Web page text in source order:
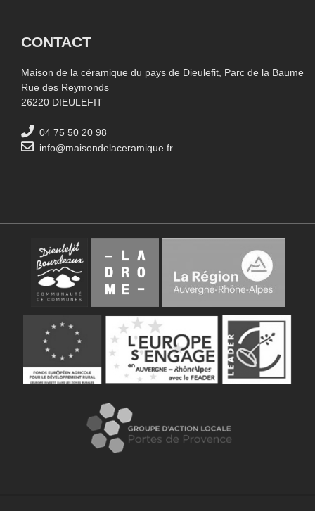
CONTACT
Maison de la céramique du pays de Dieulefit, Parc de la Baume
Rue des Reymonds
26220 DIEULEFIT
04 75 50 20 98
info@maisondelaceramique.fr